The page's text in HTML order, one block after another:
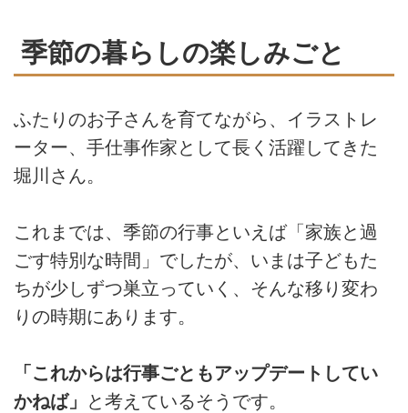
季節の暮らしの楽しみごと
ふたりのお子さんを育てながら、イラストレ
ーター、手仕事作家として長く活躍してきた
堀川さん。
これまでは、季節の行事といえば「家族と過
ごす特別な時間」でしたが、いまは子どもた
ちが少しずつ巣立っていく、そんな移り変わ
りの時期にあります。
「これからは行事ごともアップデートしてい
かねば」
と考えているそうです。